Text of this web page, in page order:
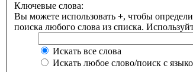
Ключевые слова:
Вы можете использовать +, чтобы
поиска любого слова из списка.
Искать все слова
Искать любое слово/поиск с